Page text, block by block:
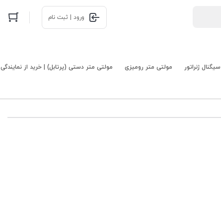
ورود | ثبت نام
سیگنال ژنراتور مولتی متر رومیزی مولتی متر دستی (پرتابل) | خرید از